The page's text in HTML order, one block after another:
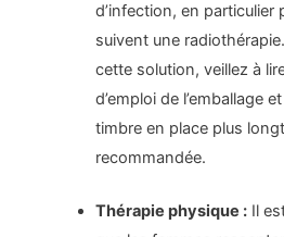
d’infection, en particulier
suivent une
cette solution, veillez à
d’emploi de l’emballage
timbre en place plus
recommandée.
Thérapie physique : Il